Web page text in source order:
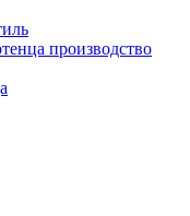
производство